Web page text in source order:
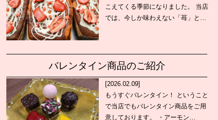
こえてくる季節になりました。 当店
では、今しか味わえない「苺」と…
バレンタイン商品のご紹介
[2026.02.09]
もうすぐバレンタイン！ ということ
で当店でもバレンタイン商品をご用
意しております。 ・アーモン…